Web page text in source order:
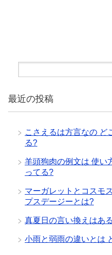
最近の投稿
こさえるは方言なの ど
る?
羊頭狗肉の例文は 使い
ってる?
マーガレットとコスモ
プスデージーとは?
真夏日の言い換えはあ
小雨と弱雨の違いとは